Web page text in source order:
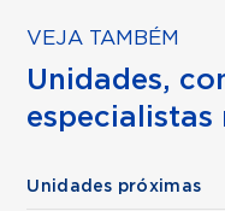
VEJA TAMBÉM
Unidades,
especialistas
Unidades próximas